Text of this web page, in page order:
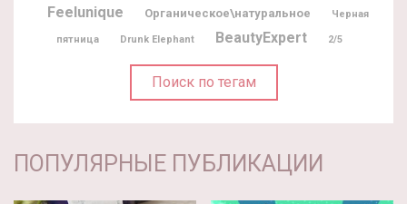
Feelunique Органическое\натуральное Черная
пятница Drunk Elephant BeautyExpert 2/5
Поиск по тегам
ПОПУЛЯРНЫЕ ПУБЛИКАЦИИ